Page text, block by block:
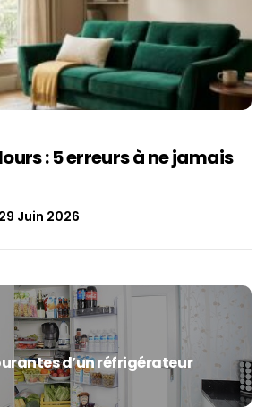
: 5 erreurs à ne jamais
29 Juin 2026
d’un réfrigérateur